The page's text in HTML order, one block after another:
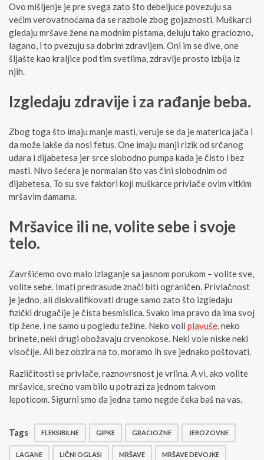
Ovo mišljenje je pre svega zato što debeljuce povezuju sa
većim verovatnoćama da se razbole zbog gojaznosti. Muškarci
gledaju mršave žene na modnim pistama, deluju tako graciozno,
lagano, i to pvezuju sa dobrim zdravljem. Oni im se dive, one
šljašte kao kraljice pod tim svetlima, zdravlje prosto izbija iz
njih.
Izgledaju zdravije i za rađanje beba.
Zbog toga što imaju manje masti, veruje se da je materica jača i
da može lakše da nosi fetus. One imaju manji rizik od srčanog
udara i dijabetesa jer srce slobodno pumpa kada je čisto i bez
masti. Nivo šećera je normalan što vas čini slobodnim od
dijabetesa. To su sve faktori koji muškarce privlače ovim vitkim
mršavim damama.
Mršavice ili ne, volite sebe i svoje
telo.
Završićemo ovo malo izlaganje sa jasnom porukom – volite sve,
volite sebe. Imati predrasude znači biti ograničen. Privlačnost
je jedno, ali diskvalifikovati druge samo zato što izgledaju
fizički drugačije je čista besmislica. Svako ima pravo da ima svoj
tip žene, i ne samo u pogledu težine. Neko voli plavuše , neko
brinete, neki drugi obožavaju crvenokose. Neki vole niske neki
visočije. Ali bez obzira na to, moramo ih sve jednako poštovati.
Različitosti se privlače, raznovrsnost je vrlina. A vi, ako volite
mršavice, srećno vam bilo u potrazi za jednom takvom
lepoticom. Sigurni smo da jedna tamo negde čeka baš na vas.
Tags FLEKSIBILNE GIPKE GRACIOZNE JEBOZOVNE
LAGANE LIČNI OGLASI MRŠAVE MRŠAVE DEVOJKE